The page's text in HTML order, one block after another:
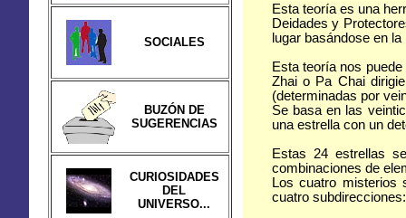
SOCIALES
BUZÓN DE
SUGERENCIAS
CURIOSIDADES
DEL
UNIVERSO...
Esta teoría es una
Deidades y
lugar basándose en
Esta teoría nos
Zhai o Pa Chai
(determinadas por
Se basa en las
una estrella con un
Estas 24 estrellas
combinaciones de
Los cuatro misterios
cuatro